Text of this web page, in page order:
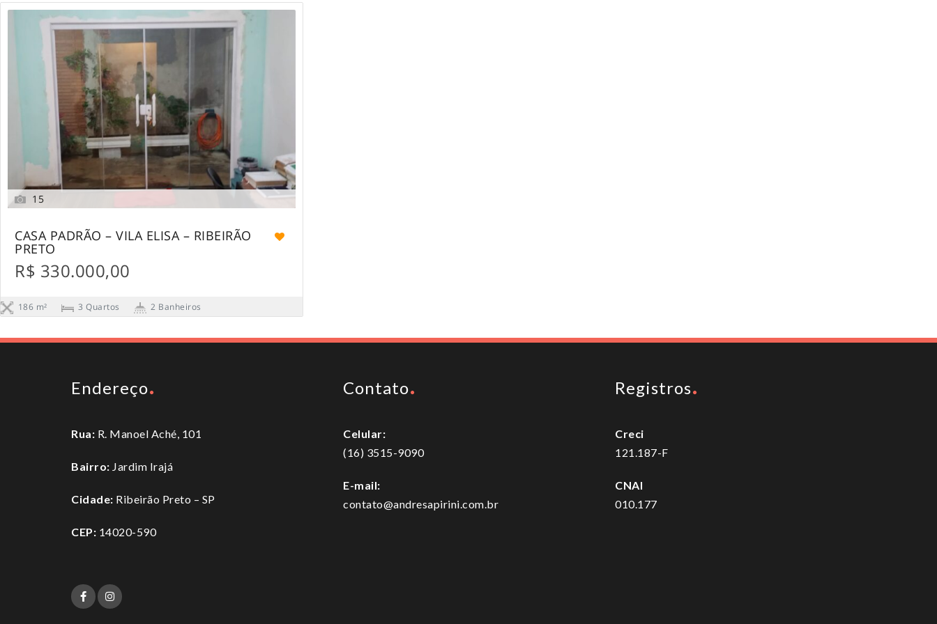
15
CASA PADRÃO – VILA ELISA – RIBEIRÃO
PRETO
R$ 330.000,00
186 m² 3 Quartos 2 Banheiros
Endereço
Rua: R. Manoel Aché, 101
Bairro: Jardim Irajá
Cidade: Ribeirão Preto – SP
CEP: 14020-590
Contato
Celular:
(16) 3515-9090
E-mail:
contato@andresapirini.com.br
Registros
Creci
121.187-F
CNAI
010.177